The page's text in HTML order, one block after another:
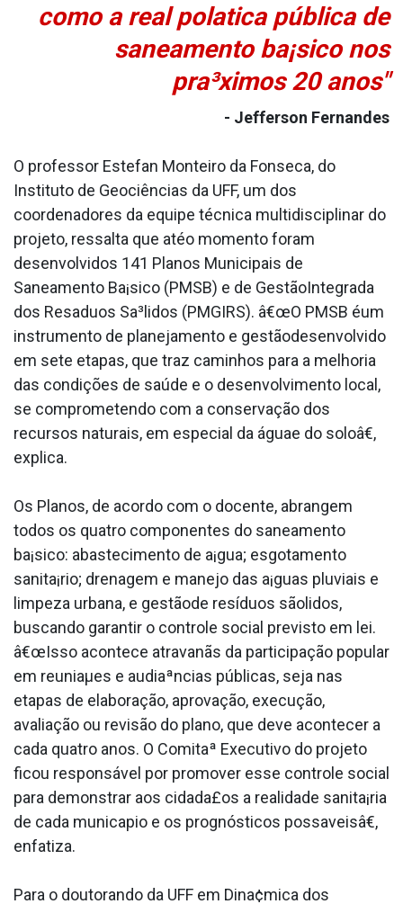
como a real pola­tica pública de
saneamento ba¡sico nos
pra³ximos 20 anos"
- Jefferson Fernandes
O professor Estefan Monteiro da Fonseca, do
Instituto de Geociências da UFF, um dos
coordenadores da equipe técnica multidisciplinar do
projeto, ressalta que atéo momento foram
desenvolvidos 141 Planos Municipais de
Saneamento Ba¡sico (PMSB) e de GestãoIntegrada
dos Resa­duos Sa³lidos (PMGIRS). â€œO PMSB éum
instrumento de planejamento e gestãodesenvolvido
em sete etapas, que traz caminhos para a melhoria
das condições de saúde e o desenvolvimento local,
se comprometendo com a conservação dos
recursos naturais, em especial da águae do soloâ€,
explica.
Os Planos, de acordo com o docente, abrangem
todos os quatro componentes do saneamento
ba¡sico: abastecimento de a¡gua; esgotamento
sanita¡rio; drenagem e manejo das a¡guas pluviais e
limpeza urbana, e gestãode resíduos sãolidos,
buscando garantir o controle social previsto em lei.
â€œIsso acontece atravanãs da participação popular
em reuniaµes e audiaªncias públicas, seja nas
etapas de elaboração, aprovação, execução,
avaliação ou revisão do plano, que deve acontecer a
cada quatro anos. O Comitaª Executivo do projeto
ficou responsável por promover esse controle social
para demonstrar aos cidada£os a realidade sanita¡ria
de cada munica­pio e os prognósticos possa­veisâ€,
enfatiza.
Para o doutorando da UFF em Dina¢mica dos